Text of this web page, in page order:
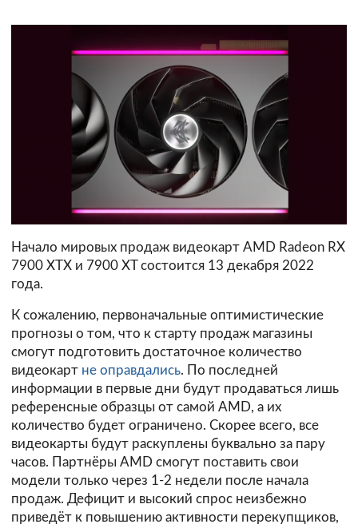
Начало мировых продаж видеокарт AMD Radeon RX
7900 XTX и 7900 XT состоится 13 декабря 2022
года.
К сожалению, первоначальные оптимистические
прогнозы о том, что к старту продаж магазины
смогут подготовить достаточное количество
видеокарт не оправдались. По последней
информации в первые дни будут продаваться лишь
референсные образцы от самой AMD, а их
количество будет ограничено. Скорее всего, все
видеокарты будут раскуплены буквально за пару
часов. Партнёры AMD смогут поставить свои
модели только через 1-2 недели после начала
продаж. Дефицит и высокий спрос неизбежно
приведёт к повышению активности перекупщиков,